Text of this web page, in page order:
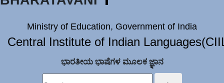
Ministry of Education, Government of India
Central Institute of Indian
ಭಾರತೀಯ ಭಾಷೆಗಳ ಮೂಲಕ ಜ್ಞಾನ